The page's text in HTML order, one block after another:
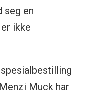
seg en
ikke
Muck har